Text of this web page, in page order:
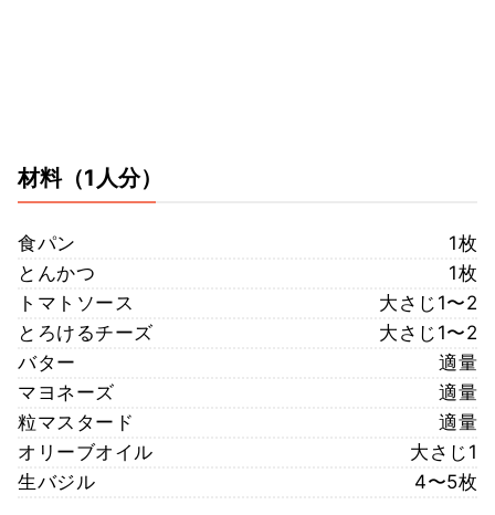
材料（1人分）
食パン
1枚
とんかつ
1枚
トマトソース
大さじ1〜2
とろけるチーズ
大さじ1〜2
バター
適量
マヨネーズ
適量
粒マスタード
適量
オリーブオイル
大さじ1
生バジル
4〜5枚